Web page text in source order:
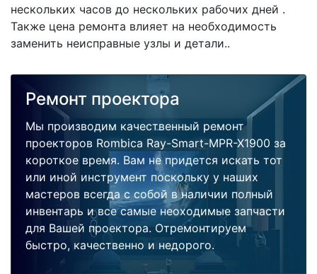
нескольких часов до нескольких рабочих дней .
Также цена ремонта влияет на необходимость
заменить неисправные узлы и детали..
Ремонт проектора
Мы производим качественный ремонт
проекторов Rombica Ray-Smart-MPR-X1900 за
короткое время. Вам не придется искать тот
или иной инструмент поскольку у наших
мастеров всегда с собой в наличии полный
инвентарь и все самые неоходимые запчасти
для Вашей проектора. Отремонтируем
быстро, качественно и недорого.